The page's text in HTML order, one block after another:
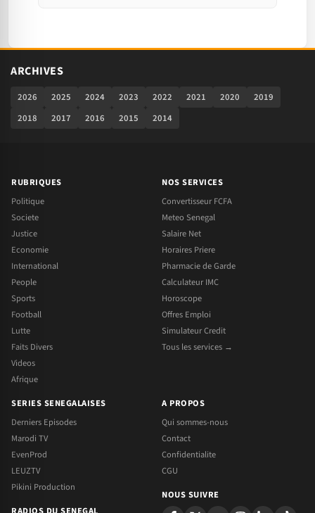
ARCHIVES
2026 2025 2024 2023 2022 2021 2020
2019
2018
2017 2016 2015 2014
RUBRIQUES
Politique
Societe
Justice
Economie
International
People
Sports
Football
Lutte
Faits Divers
Videos
Afrique
NOS SERVICES
Convertisseur FCFA
Meteo Senegal
Salaire Net
Horaires Priere
Pharmacie de Garde
Calculateur IMC
Horoscope
Offres Emploi
Simulateur Credit
Tous les services →
SERIES SENEGALAISES
Derniers Episodes
Marodi TV
EvenProd
LEUZTV
Pikini Production
A PROPOS
Qui sommes-nous
Contact
Confidentialite
CGU
NOUS SUIVRE